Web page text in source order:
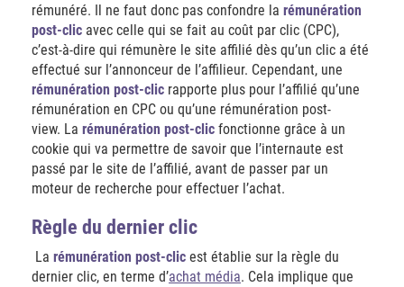
rémunéré. Il ne faut donc pas confondre la rémunération
post-clic avec celle qui se fait au coût par clic (CPC),
c’est-à-dire qui rémunère le site affilié dès qu’un clic a été
effectué sur l’annonceur de l’affilieur. Cependant, une
rémunération post-clic rapporte plus pour l’affilié qu’une
rémunération en CPC ou qu’une rémunération post-
view. La rémunération post-clic fonctionne grâce à un
cookie qui va permettre de savoir que l’internaute est
passé par le site de l’affilié, avant de passer par un
moteur de recherche pour effectuer l’achat.
Règle du dernier clic
La rémunération post-clic est établie sur la règle du
dernier clic, en terme d’achat média. Cela implique que